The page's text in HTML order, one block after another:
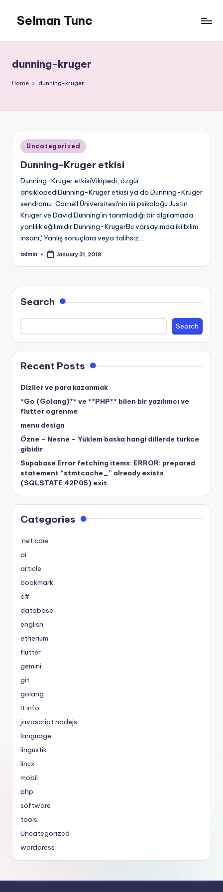
Selman Tunc
dunning-kruger
Home dunning-kruger
Posted
in
Uncategorized
Dunning-Kruger etkisi
Dunning-Kruger etkisiVikipedi, özgür
ansiklopediDunning-Kruger etkisi ya da Dunning-Kruger
sendromu, Cornell Üniversitesi'nin iki psikoloğu Justin
Kruger ve David Dunning’in tanımladığı bir algılamada
yanlılık eğilimidir.Dunning-KrugerBu varsayımda iki bilim
insanı,“Yanlış sonuçlara veya talihsiz…
Posted
admin January 31, 2018
Search
Search
Recent Posts
Diziler ve para kazanmak
*Go (Golang)** ve **PHP** bilen bir yazılımcı ve
flutter ogrenme
menu design
Özne – Nesne – Yüklem baska hangi dillerde turkce
gibidir
Supabase Error fetching items: ERROR: prepared
statement “stmtcache_” already exists
(SQLSTATE 42P05) exit
Categories
.net core
ai
article
bookmark
c#
database
english
etherium
flutter
gemini
git
golang
It info
javascript nodejs
language
lingustik
linux
mobil
php
software
tools
Uncategorized
wordpress